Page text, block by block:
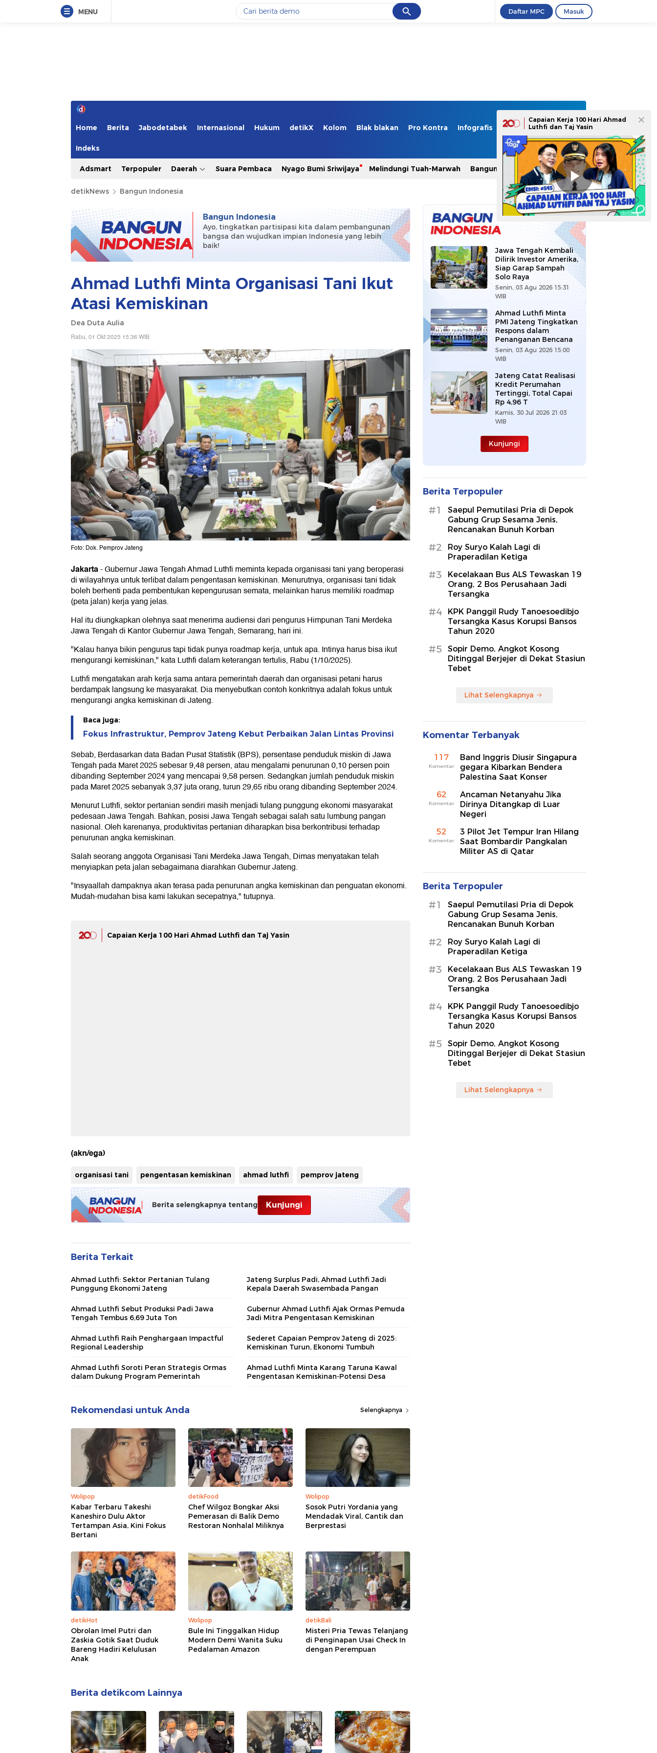
MENU Cancel
#4demo
Terakhir yang dicari
Daftar MPC Masuk
Home Berita Jabodetabek Internasional Hukum detikX Kolom Blak blakan Pro Kontra Infografis Foto Video
Indeks
Adsmart Terpopuler Daerah Suara Pembaca Nyago Bumi Sriwijaya Melindungi Tuah-Marwah Bangun Indonesia
detikNews Bangun Indonesia
Bangun Indonesia
Ayo, tingkatkan partisipasi kita dalam pembangunan
bangsa dan wujudkan impian Indonesia yang lebih
baik!
Ahmad Luthfi Minta Organisasi Tani Ikut
Atasi Kemiskinan
Dea Duta Aulia
Rabu, 01 Okt 2025 15:36 WIB
Foto: Dok. Pemprov Jateng
Jakarta-Gubernur Jawa Tengah Ahmad Luthfi meminta kepada organisasi tani yang beroperasi
di wilayahnya untuk terlibat dalam pengentasan kemiskinan. Menurutnya, organisasi tani tidak
boleh berhenti pada pembentukan kepengurusan semata, melainkan harus memiliki roadmap
(peta jalan) kerja yang jelas.
Hal itu diungkapkan olehnya saat menerima audiensi dari pengurus Himpunan Tani Merdeka
Jawa Tengah di Kantor Gubernur Jawa Tengah, Semarang, hari ini.
"Kalau hanya bikin pengurus tapi tidak punya roadmap kerja, untuk apa. Intinya harus bisa ikut
mengurangi kemiskinan," kata Luthfi dalam keterangan tertulis, Rabu (1/10/2025).
Luthfi mengatakan arah kerja sama antara pemerintah daerah dan organisasi petani harus
berdampak langsung ke masyarakat. Dia menyebutkan contoh konkritnya adalah fokus untuk
mengurangi angka kemiskinan di Jateng.
Baca juga:
Fokus Infrastruktur, Pemprov Jateng Kebut Perbaikan Jalan Lintas Provinsi
Sebab, Berdasarkan data Badan Pusat Statistik (BPS), persentase penduduk miskin di Jawa
Tengah pada Maret 2025 sebesar 9,48 persen, atau mengalami penurunan 0,10 persen poin
dibanding September 2024 yang mencapai 9,58 persen. Sedangkan jumlah penduduk miskin
pada Maret 2025 sebanyak 3,37 juta orang, turun 29,65 ribu orang dibanding September 2024.
Menurut Luthfi, sektor pertanian sendiri masih menjadi tulang punggung ekonomi masyarakat
pedesaan Jawa Tengah. Bahkan, posisi Jawa Tengah sebagai salah satu lumbung pangan
nasional. Oleh karenanya, produktivitas pertanian diharapkan bisa berkontribusi terhadap
penurunan angka kemiskinan.
Salah seorang anggota Organisasi Tani Merdeka Jawa Tengah, Dimas menyatakan telah
menyiapkan peta jalan sebagaimana diarahkan Gubernur Jateng.
"Insyaallah dampaknya akan terasa pada penurunan angka kemiskinan dan penguatan ekonomi.
Mudah-mudahan bisa kami lakukan secepatnya," tutupnya.
Capaian Kerja 100 Hari Ahmad Luthfi dan Taj Yasin
Capaian Kerja 100 Hari Ahmad
Luthfi dan Taj Yasin
(akn/ega)
organisasi tani pengentasan kemiskinan ahmad luthfi pemprov jateng
Berita selengkapnya tentang Kunjungi
Berita Terkait
Ahmad Luthfi: Sektor Pertanian Tulang
Punggung Ekonomi Jateng
Jateng Surplus Padi, Ahmad Luthfi Jadi
Kepala Daerah Swasembada Pangan
Ahmad Luthfi Sebut Produksi Padi Jawa
Tengah Tembus 6,69 Juta Ton
Gubernur Ahmad Luthfi Ajak Ormas Pemuda
Jadi Mitra Pengentasan Kemiskinan
Ahmad Luthfi Raih Penghargaan Impactful
Regional Leadership
Sederet Capaian Pemprov Jateng di 2025:
Kemiskinan Turun, Ekonomi Tumbuh
Ahmad Luthfi Soroti Peran Strategis Ormas
dalam Dukung Program Pemerintah
Ahmad Luthfi Minta Karang Taruna Kawal
Pengentasan Kemiskinan-Potensi Desa
Rekomendasi untuk Anda Selengkapnya
Wolipop
Kabar Terbaru Takeshi
Kaneshiro Dulu Aktor
Tertampan Asia, Kini Fokus
Bertani
detikFood
Chef Wilgoz Bongkar Aksi
Pemerasan di Balik Demo
Restoran Nonhalal Miliknya
Wolipop
Sosok Putri Yordania yang
Mendadak Viral, Cantik dan
Berprestasi
detikHot
Obrolan Imel Putri dan
Zaskia Gotik Saat Duduk
Bareng Hadiri Kelulusan
Anak
Wolipop
Bule Ini Tinggalkan Hidup
Modern Demi Wanita Suku
Pedalaman Amazon
detikBali
Misteri Pria Tewas Telanjang
di Penginapan Usai Check In
dengan Perempuan
Berita detikcom Lainnya
Jawa Tengah Kembali
Dilirik Investor Amerika,
Siap Garap Sampah
Solo Raya
Senin, 03 Agu 2026 15:31
WIB
Ahmad Luthfi Minta
PMI Jateng Tingkatkan
Respons dalam
Penanganan Bencana
Senin, 03 Agu 2026 15:00
WIB
Jateng Catat Realisasi
Kredit Perumahan
Tertinggi, Total Capai
Rp 4,96 T
Kamis, 30 Jul 2026 21:03
WIB
Kunjungi
Berita Terpopuler
#1
Saepul Pemutilasi Pria di Depok
Gabung Grup Sesama Jenis,
Rencanakan Bunuh Korban
#2
Roy Suryo Kalah Lagi di
Praperadilan Ketiga
#3
Kecelakaan Bus ALS Tewaskan 19
Orang, 2 Bos Perusahaan Jadi
Tersangka
#4
KPK Panggil Rudy Tanoesoedibjo
Tersangka Kasus Korupsi Bansos
Tahun 2020
#5
Sopir Demo, Angkot Kosong
Ditinggal Berjejer di Dekat Stasiun
Tebet
Lihat Selengkapnya
Komentar Terbanyak
117
Komentar
Band Inggris Diusir Singapura
gegara Kibarkan Bendera
Palestina Saat Konser
62
Komentar
Ancaman Netanyahu Jika
Dirinya Ditangkap di Luar
Negeri
52
Komentar
3 Pilot Jet Tempur Iran Hilang
Saat Bombardir Pangkalan
Militer AS di Qatar
Berita Terpopuler
#1
Saepul Pemutilasi Pria di Depok
Gabung Grup Sesama Jenis,
Rencanakan Bunuh Korban
#2
Roy Suryo Kalah Lagi di
Praperadilan Ketiga
#3
Kecelakaan Bus ALS Tewaskan 19
Orang, 2 Bos Perusahaan Jadi
Tersangka
#4
KPK Panggil Rudy Tanoesoedibjo
Tersangka Kasus Korupsi Bansos
Tahun 2020
#5
Sopir Demo, Angkot Kosong
Ditinggal Berjejer di Dekat Stasiun
Tebet
Lihat Selengkapnya